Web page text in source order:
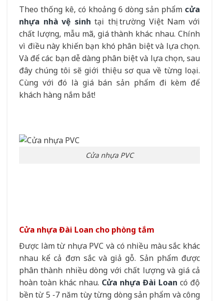
Theo thống kê, có khoảng 6 dòng sản phẩm cửa
nhựa nhà vệ sinh tại thị trường Việt Nam với
chất lượng, mẫu mã, giá thành khác nhau. Chính
vì điều này khiến bạn khó phân biệt và lựa chọn.
Và để các bạn dễ dàng phân biệt và lựa chọn, sau
đây chúng tôi sẽ giới thiệu sơ qua về từng loại.
Cùng với đó là giá bán sản phẩm đi kèm để
khách hàng nắm bắt!
Cửa nhựa PVC
Cửa nhựa Đài Loan cho phòng tắm
Được làm từ nhựa PVC và có nhiều màu sắc khác
nhau kể cả đơn sắc và giả gỗ. Sản phẩm được
phân thành nhiều dòng với chất lượng và giá cả
hoàn toàn khác nhau. Cửa nhựa Đài Loan có độ
bền từ 5 -7 năm tùy từng dòng sản phẩm và công